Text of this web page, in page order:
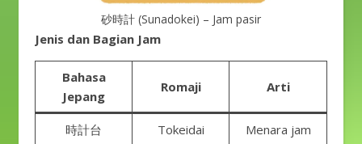
砂時計 (Sunadokei) – Jam pasir
Jenis dan Bagian Jam
Bahasa
Jepang
Romaji Arti
時計台 Tokeidai Menara jam